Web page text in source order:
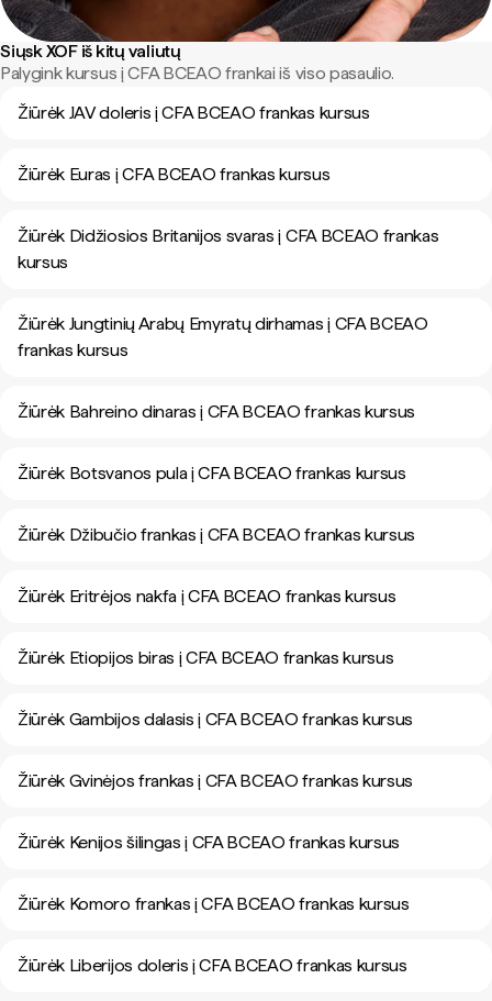
Siųsk XOF iš kitų valiutų
Palygink kursus į CFA BCEAO frankai iš viso pasaulio.
Žiūrėk JAV doleris į CFA BCEAO frankas kursus
Žiūrėk Euras į CFA BCEAO frankas kursus
Žiūrėk Didžiosios Britanijos svaras į CFA BCEAO frankas
kursus
Žiūrėk Jungtinių Arabų Emyratų dirhamas į CFA BCEAO
frankas kursus
Žiūrėk Bahreino dinaras į CFA BCEAO frankas kursus
Žiūrėk Botsvanos pula į CFA BCEAO frankas kursus
Žiūrėk Džibučio frankas į CFA BCEAO frankas kursus
Žiūrėk Eritrėjos nakfa į CFA BCEAO frankas kursus
Žiūrėk Etiopijos biras į CFA BCEAO frankas kursus
Žiūrėk Gambijos dalasis į CFA BCEAO frankas kursus
Žiūrėk Gvinėjos frankas į CFA BCEAO frankas kursus
Žiūrėk Kenijos šilingas į CFA BCEAO frankas kursus
Žiūrėk Komoro frankas į CFA BCEAO frankas kursus
Žiūrėk Liberijos doleris į CFA BCEAO frankas kursus